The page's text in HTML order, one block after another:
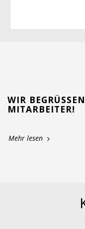
WIR BEGRÜSSEN
ITARBEITER!
Mehr lesen